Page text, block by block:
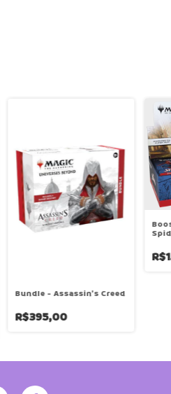
Bundle - Assassin's Creed
R$395,00